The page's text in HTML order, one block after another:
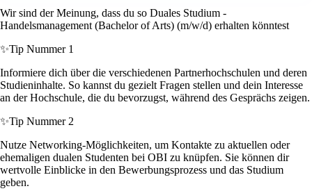
Wir sind der Meinung, dass du so Duales Studium -
Handelsmanagement (Bachelor of Arts) (m/w/d) erhalten könntest
✨Tip Nummer 1
Informiere dich über die verschiedenen Partnerhochschulen und deren
Studieninhalte. So kannst du gezielt Fragen stellen und dein Interesse
an der Hochschule, die du bevorzugst, während des Gesprächs zeigen.
✨Tip Nummer 2
Nutze Networking-Möglichkeiten, um Kontakte zu aktuellen oder
ehemaligen dualen Studenten bei OBI zu knüpfen. Sie können dir
wertvolle Einblicke in den Bewerbungsprozess und das Studium
geben.